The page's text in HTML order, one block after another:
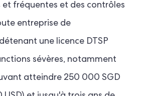
et fréquentes et des contrôles
entreprise de
une licence DTSP
sévères, notamment
atteindre 250 000 SGD